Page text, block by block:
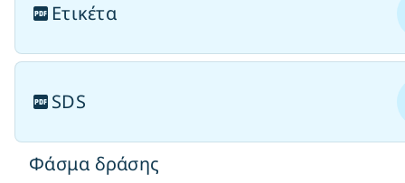
Ετικέτα
SDS
Φάσμα δράσης